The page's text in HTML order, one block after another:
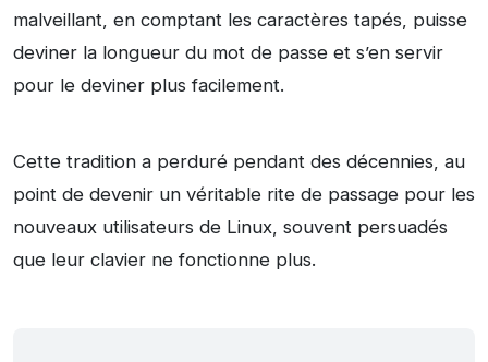
malveillant, en comptant les caractères tapés, puisse
deviner la longueur du mot de passe et s’en servir
pour le deviner plus facilement.
Cette tradition a perduré pendant des décennies, au
point de devenir un véritable rite de passage pour les
nouveaux utilisateurs de Linux, souvent persuadés
que leur clavier ne fonctionne plus.